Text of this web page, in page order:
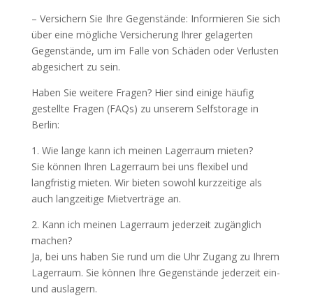
– Versichern Sie Ihre Gegenstände: Informieren Sie sich
über eine mögliche Versicherung Ihrer gelagerten
Gegenstände, um im Falle von Schäden oder Verlusten
abgesichert zu sein.
Haben Sie weitere Fragen? Hier sind einige häufig
gestellte Fragen (FAQs) zu unserem Selfstorage in
Berlin:
1. Wie lange kann ich meinen Lagerraum mieten?
Sie können Ihren Lagerraum bei uns flexibel und
langfristig mieten. Wir bieten sowohl kurzzeitige als
auch langzeitige Mietverträge an.
2. Kann ich meinen Lagerraum jederzeit zugänglich
machen?
Ja, bei uns haben Sie rund um die Uhr Zugang zu Ihrem
Lagerraum. Sie können Ihre Gegenstände jederzeit ein-
und auslagern.